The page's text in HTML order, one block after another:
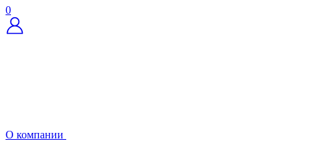
0
О компании